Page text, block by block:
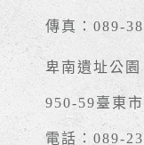
傳真：089-
卑南遺址公園
950-59臺東
電話：089-